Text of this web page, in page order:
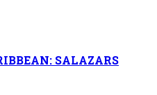
SALAZARS